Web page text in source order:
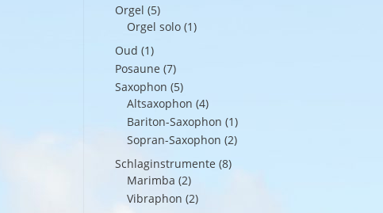
Orgel (5)
Orgel solo (1)
Oud (1)
Posaune (7)
Saxophon (5)
Altsaxophon (4)
Bariton-Saxophon (1)
Sopran-Saxophon (2)
Schlaginstrumente (8)
Marimba (2)
Vibraphon (2)